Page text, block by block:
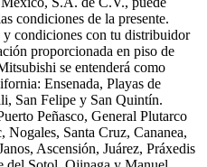
condiciones de la presente.
condiciones con tu distribuidor
proporcionada en piso de
se entenderá como
Ensenada, Playas de
San Felipe y San Quintín.
Peñasco, General Plutarco
Nogales, Santa Cruz, Cananea,
Ascensión, Juárez, Práxedis